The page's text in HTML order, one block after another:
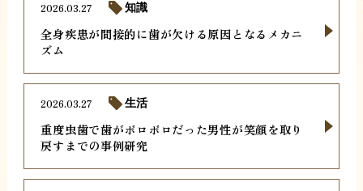
全身疾患が間接的に歯が欠ける原因となるメカニ
ズム
2026.03.27 知識
重度虫歯で歯がボロボロだった男性が笑顔を取り
戻すまでの事例研究
2026.03.27 生活